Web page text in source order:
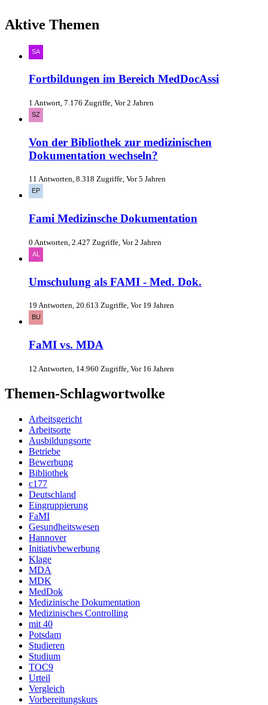
Aktive Themen
Fortbildungen im Bereich MedDocAssi
1 Antwort, 7.176 Zugriffe, Vor 2 Jahren
Von der Bibliothek zur medizinischen
Dokumentation wechseln?
11 Antworten, 8.318 Zugriffe, Vor 5 Jahren
Fami Medizinsche Dokumentation
0 Antworten, 2.427 Zugriffe, Vor 2 Jahren
Umschulung als FAMI - Med. Dok.
19 Antworten, 20.613 Zugriffe, Vor 19 Jahren
FaMI vs. MDA
12 Antworten, 14.960 Zugriffe, Vor 16 Jahren
Themen-Schlagwortwolke
Arbeitsgericht
Arbeitsorte
Ausbildungsorte
Betriebe
Bewerbung
Bibliothek
c177
Deutschland
Eingruppierung
FaMI
Gesundheitswesen
Hannover
Initiativbewerbung
Klage
MDA
MDK
MedDok
Medizinische Dokumentation
Medizinisches Controlling
mit 40
Potsdam
Studieren
Studium
TOC9
Urteil
Vergleich
Vorbereitungskurs